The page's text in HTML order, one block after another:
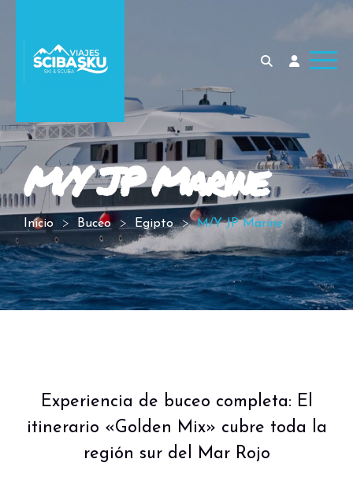
M/Y JP Marine
Inicio Buceo Egipto M/Y JP Marine
Experiencia de buceo completa: El
itinerario «Golden Mix» cubre toda la
región sur del Mar Rojo